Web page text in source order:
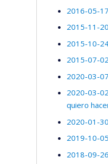
2016-05-
2015-11-
2015-10-
2015-07-
2020-03-
2020-03-
quiero
2020-01-
2019-10-
2018-09-